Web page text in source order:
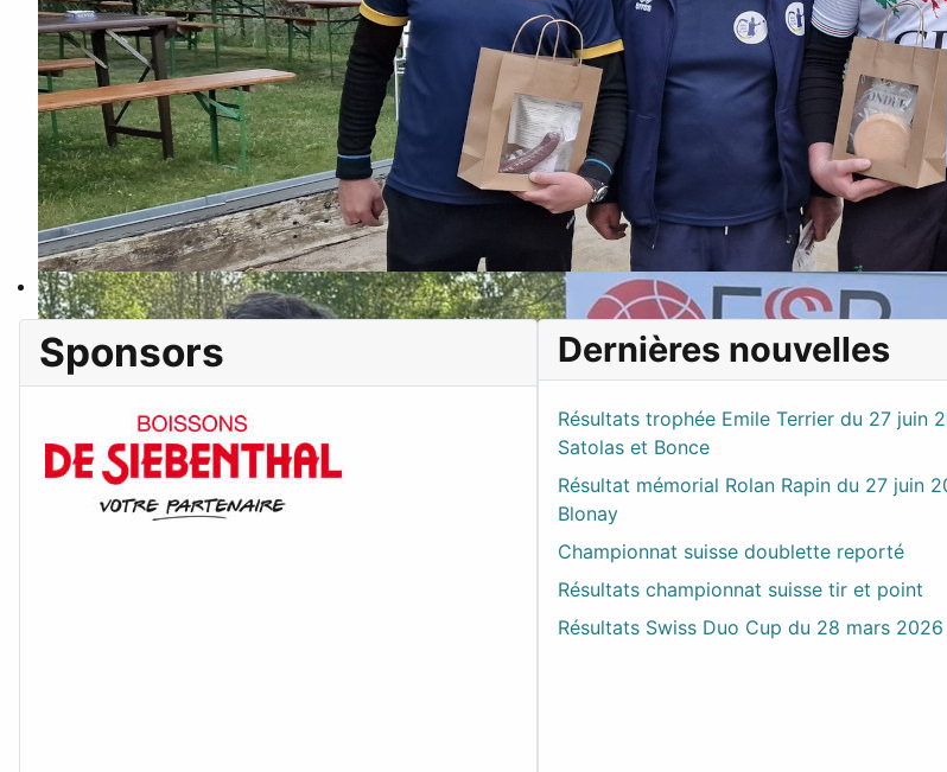
Sponsors Dernières nouvelles
Résultats trophée Emile Terrier du 27 juin
Satolas et Bonce
Résultat mémorial Rolan Rapin du 27 juin
Blonay
Championnat suisse doublette reporté
Résultats championnat suisse tir et point
Résultats Swiss Duo Cup du 28 mars 2026